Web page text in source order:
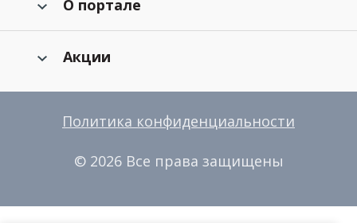
О портале
Акции
Политика конфиденциальности
© 2026 Все права защищены